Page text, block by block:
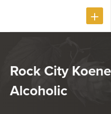
Rock City
Alcoholic